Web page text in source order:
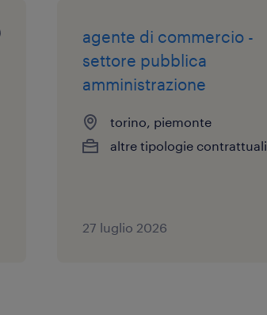
agente di commercio -
settore pubblica
amministrazione
torino, piemonte
altre tipologie contrattuali
27 luglio 2026